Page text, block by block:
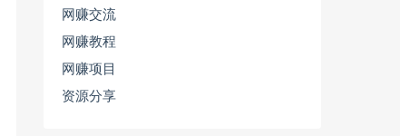
网赚交流
网赚教程
网赚项目
资源分享